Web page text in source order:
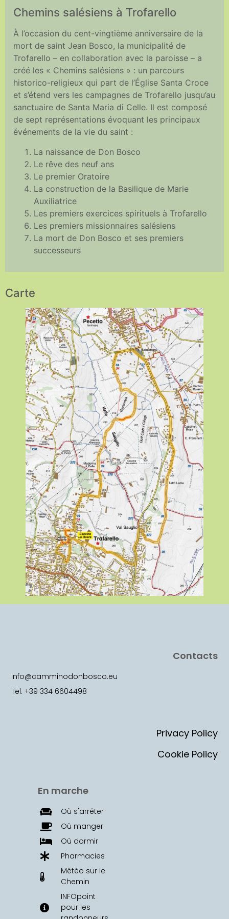
Chemins salésiens à Trofarello
À l’occasion du cent-vingtième anniversaire de la
mort de saint Jean Bosco, la municipalité de
Trofarello – en collaboration avec la paroisse – a
créé les « Chemins salésiens » : un parcours
historico-religieux qui part de l’Église Santa Croce
et s’étend vers les campagnes de Trofarello jusqu’au
sanctuaire de Santa Maria di Celle. Il est composé
de sept représentations évoquant les principaux
événements de la vie du saint :
La naissance de Don Bosco
Le rêve des neuf ans
Le premier Oratoire
La construction de la Basilique de Marie
Auxiliatrice
Les premiers exercices spirituels à Trofarello
Les premiers missionnaires salésiens
La mort de Don Bosco et ses premiers
successeurs
Carte
En marche
Où s'arrêter
Où manger
Où dormir
Pharmacies
Météo sur le
Chemin
INFOpoint
pour les
Contacts
info@camminodonbosco.eu
Tel. +39 334 6604498
Privacy Policy
Cookie Policy